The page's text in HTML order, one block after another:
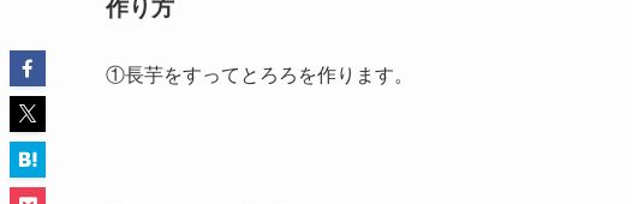
作り方
①長芋をすってとろろを作ります。